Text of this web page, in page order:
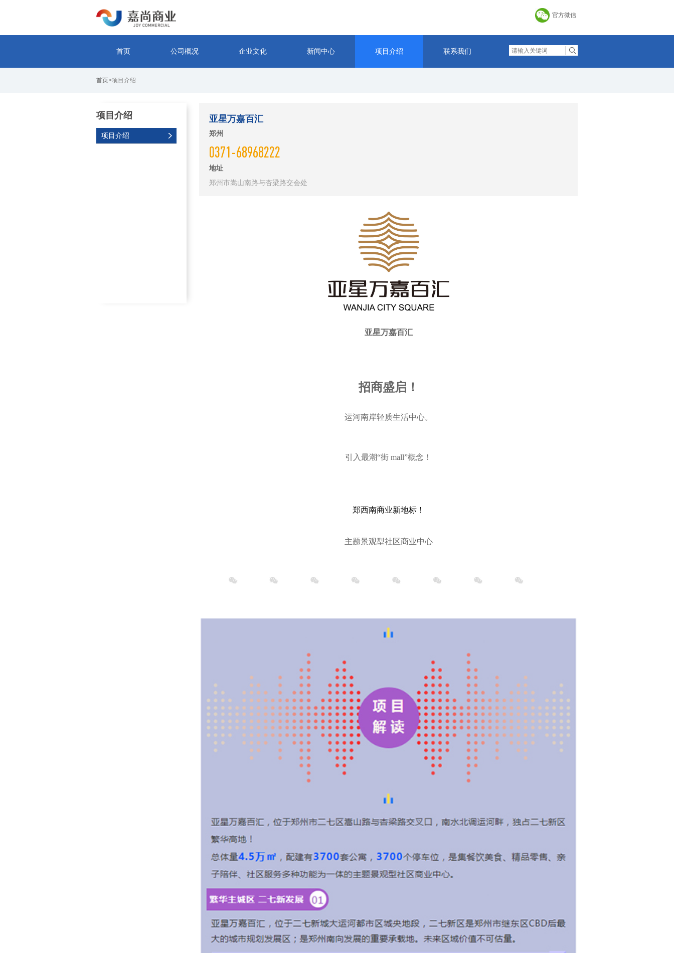
官方微信
首页 公司概况 企业文化 新闻中心 项目介绍 联系我们
首页>项目介绍
项目介绍
项目介绍
亚星万嘉百汇
郑州
0371-68968222
地址
郑州市嵩山南路与杏梁路交会处
亚星万嘉百汇
招商盛启！
运河南岸轻质生活中心。
引入最潮“街 mall”概念！
郑西南商业新地标！
主题景观型社区商业中心